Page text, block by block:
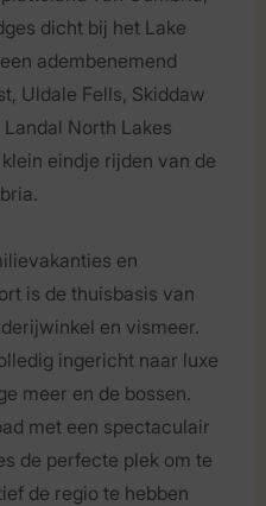
dicht bij het Lake
adembenemend
Uldale Fells, Skiddaw
North Lakes
eindje rijden van de
en
is de thuisbasis van
en vismeer.
ingericht naar luxe
meer en de bossen.
met een spectaculair
de perfecte plek om te
de regio te hebben